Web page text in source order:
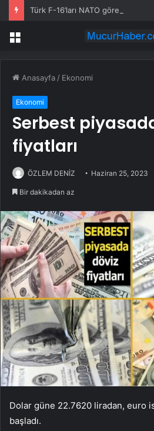
Menü
Anasayfa / Ekonomi
Ekonomi
Serbest
fiyatları
ÖZLEM DENİZ Haziran 25, 2023
Bir dakikadan az
Dolar güne 22.7620 liradan, euro
başladı.